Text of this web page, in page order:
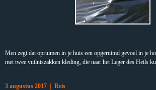
Men zegt dat opruimen in je huis een opgeruimd gevoel in je
met twee vuilniszakken kleding, die naar het Leger des Heils
3 augustus 2017 | Reis